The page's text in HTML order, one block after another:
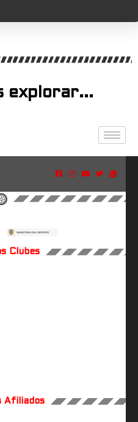
explorar...
Clubes
Afiliados